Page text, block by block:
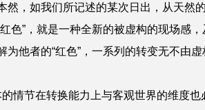
然，如我们所记述的某次日出，从天然
色”，就是一种全新的被虚构的现场感，
为他者的“红色”，一系列的转变无不由虚
情节在转换能力上与客观世界的维度也